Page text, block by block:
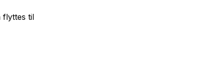
flyttes til